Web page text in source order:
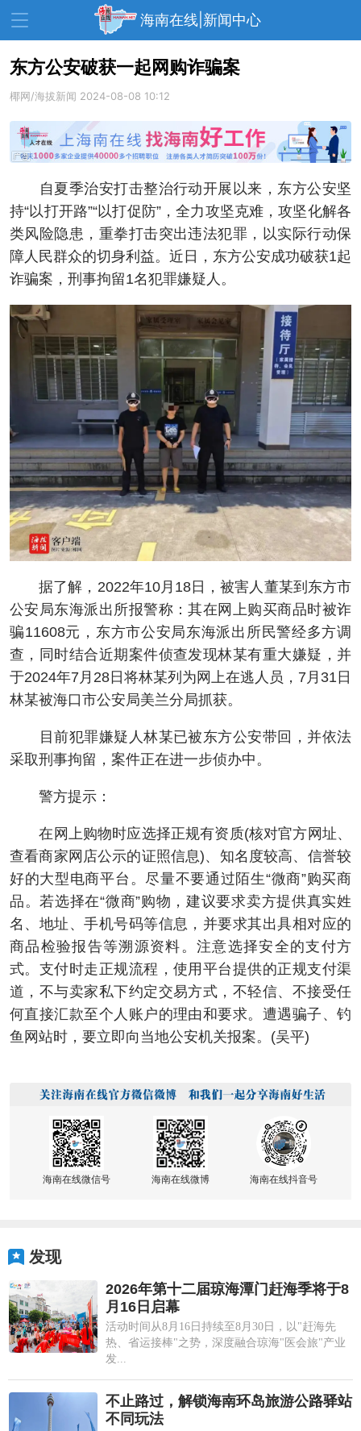
海南在线|新闻中心
资讯中心 热点 旅游
文体 财经
教育 健康 房产
家装 交通 美食
生活 演出 活动
展会 走读海南 周末去哪儿
东方公安破获一起网购诈骗案
椰网/海拔新闻 2024-08-08 10:12
自夏季治安打击整治行动开展以来，东方公安坚
持“以打开路”“以打促防”，全力攻坚克难，攻坚化解各
类风险隐患，重拳打击突出违法犯罪，以实际行动保
障人民群众的切身利益。近日，东方公安成功破获1起
诈骗案，刑事拘留1名犯罪嫌疑人。
据了解，2022年10月18日，被害人董某到东方市
公安局东海派出所报警称：其在网上购买商品时被诈
骗11608元，东方市公安局东海派出所民警经多方调
查，同时结合近期案件侦查发现林某有重大嫌疑，并
于2024年7月28日将林某列为网上在逃人员，7月31日
林某被海口市公安局美兰分局抓获。
目前犯罪嫌疑人林某已被东方公安带回，并依法
采取刑事拘留，案件正在进一步侦办中。
警方提示：
在网上购物时应选择正规有资质(核对官方网址、
查看商家网店公示的证照信息)、知名度较高、信誉较
好的大型电商平台。尽量不要通过陌生“微商”购买商
品。若选择在“微商”购物，建议要求卖方提供真实姓
名、地址、手机号码等信息，并要求其出具相对应的
商品检验报告等溯源资料。注意选择安全的支付方
式。支付时走正规流程，使用平台提供的正规支付渠
道，不与卖家私下约定交易方式，不轻信、不接受任
何直接汇款至个人账户的理由和要求。遭遇骗子、钓
鱼网站时，要立即向当地公安机关报案。(吴平)
海南在线微信号 海南在线微博 海南在线抖音号
发现
2026年第十二届琼海潭门赶海季将于8
月16日启幕
活动时间从8月16日持续至8月30日，以"赶海先
热、省运接棒"之势，深度融合琼海"医会旅"产业
发...
不止路过，解锁海南环岛旅游公路驿站
不同玩法